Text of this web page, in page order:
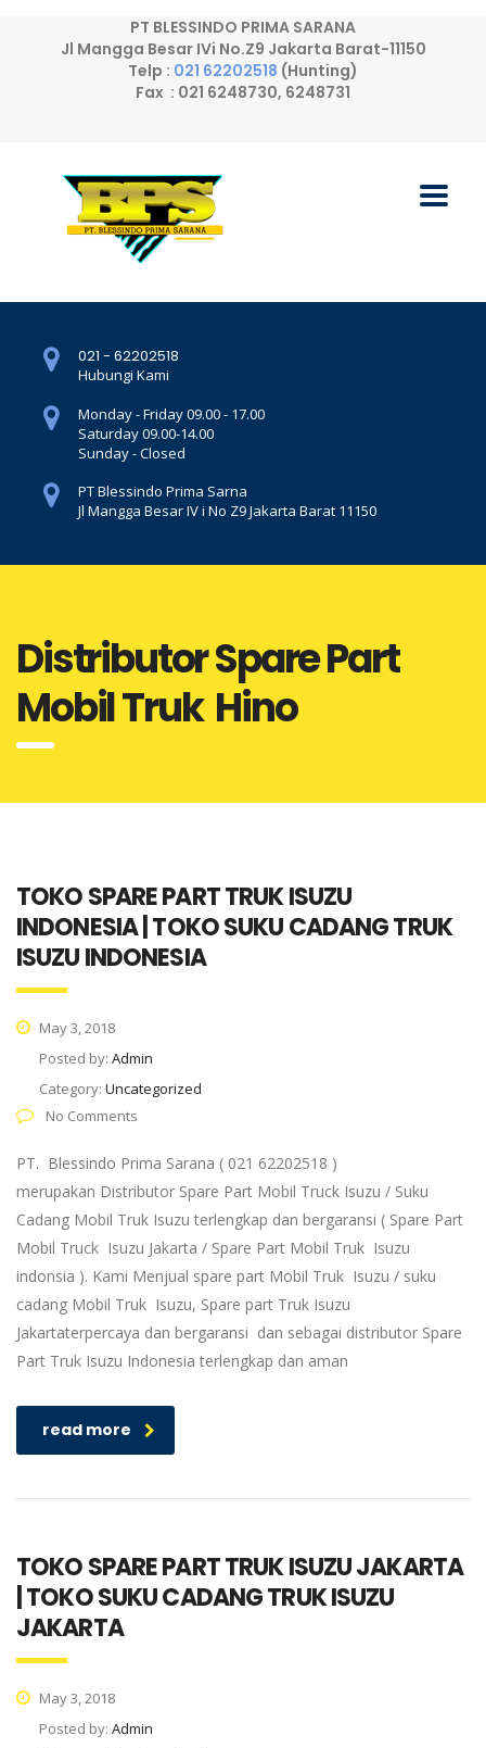
PT BLESSINDO PRIMA SARANA
Jl Mangga Besar IVi No.Z9 Jakarta Barat-11150
Telp : 021 62202518 (Hunting)
Fax : 021 6248730, 6248731
021 - 62202518
Hubungi Kami
Monday - Friday 09.00 - 17.00
Saturday 09.00-14.00
Sunday - Closed
PT Blessindo Prima Sarna
Jl Mangga Besar IV i No Z9 Jakarta Barat 11150
Distributor Spare Part
Mobil Truk Hino
TOKO SPARE PART TRUK ISUZU
INDONESIA | TOKO SUKU CADANG TRUK
ISUZU INDONESIA
May 3, 2018
Posted by: Admin
Category: Uncategorized
No Comments
PT. Blessindo Prima Sarana ( 021 62202518 )
merupakan Distributor Spare Part Mobil Truck Isuzu / Suku
Cadang Mobil Truk Isuzu terlengkap dan bergaransi ( Spare Part
Mobil Truck Isuzu Jakarta / Spare Part Mobil Truk Isuzu
indonsia ). Kami Menjual spare part Mobil Truk Isuzu / suku
cadang Mobil Truk Isuzu, Spare part Truk Isuzu
Jakartaterpercaya dan bergaransi dan sebagai distributor Spare
Part Truk Isuzu Indonesia terlengkap dan aman
read more
TOKO SPARE PART TRUK ISUZU JAKARTA
| TOKO SUKU CADANG TRUK ISUZU
JAKARTA
May 3, 2018
Posted by: Admin